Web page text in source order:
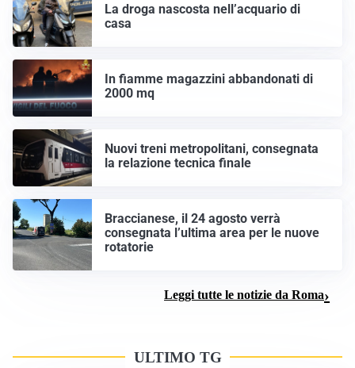
La droga nascosta nell’acquario di
casa
In fiamme magazzini abbandonati di
2000 mq
Nuovi treni metropolitani, consegnata
la relazione tecnica finale
Braccianese, il 24 agosto verrà
consegnata l’ultima area per le nuove
rotatorie
Leggi tutte le notizie da Roma
ULTIMO TG